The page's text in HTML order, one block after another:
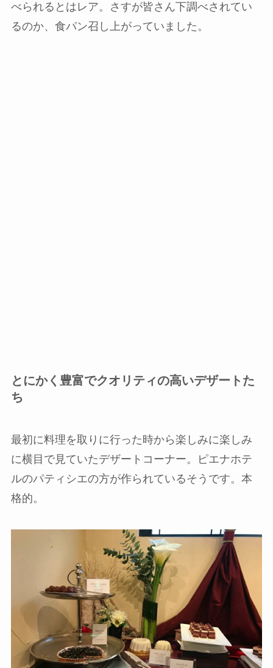
べられるとはレア。さすが皆さん下調べされてい
るのか、食パン召し上がっていました。
とにかく豊富でクオリティの高いデザートた
ち
最初に料理を取りに行った時から楽しみに楽しみ
に横目で見ていたデザートコーナー。ピエナホテ
ルのパティシエの方が作られているそうです。本
格的。